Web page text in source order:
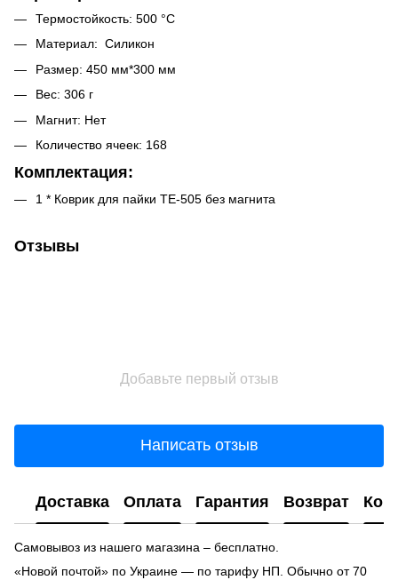
Термостойкость: 500 °C
Материал: Силикон
Размер: 450 мм*300 мм
Вес: 306 г
Магнит: Нет
Количество ячеек: 168
Комплектация:
1 * Коврик для пайки TE-505 без магнита
Отзывы
Добавьте первый отзыв
Написать отзыв
Доставка Оплата Гарантия Возврат
Самовывоз из нашего магазина – бесплатно.
«Новой почтой» по Украине — по тарифу НП. Обычно от 70